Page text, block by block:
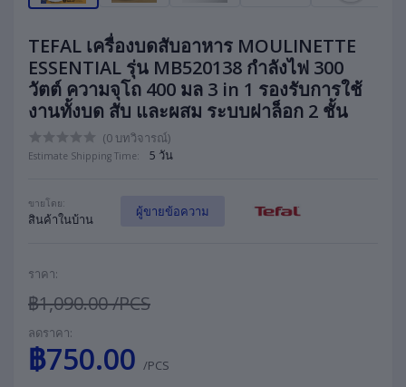
TEFAL เครื่องบดสับอาหาร MOULINETTE
ESSENTIAL รุ่น MB520138 กำลังไฟ 300
วัตต์ ความจุโถ 400 มล 3 in 1 รองรับการใช้
งานทั้งบด สับ และผสม ระบบฝาล็อก 2 ชั้น
(0 บทวิจารณ์)
Estimate Shipping Time: 5 วัน
ขายโดย:
สินค้าในบ้าน
ผู้ขายข้อความ
ราคา:
฿1,090.00/PCS
ลดราคา:
฿750.00 /PCS